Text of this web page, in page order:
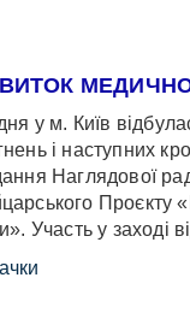
у м. Київ
і наступних
Наглядової
Проєкту
Участь у заході